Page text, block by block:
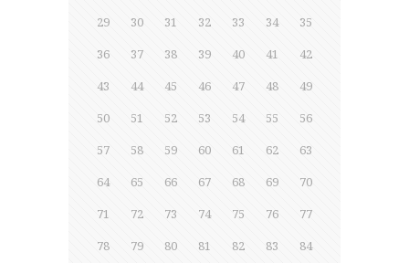
29
30 31 32 33 34
35
36
37 38 39 40 41
42
43
44 45 46 47 48
49
50
51 52 53 54 55
56
57
58 59 60 61 62
63
64
65 66 67 68 69
70
71
72 73 74 75 76
77
78
79 80 81 82 83
84